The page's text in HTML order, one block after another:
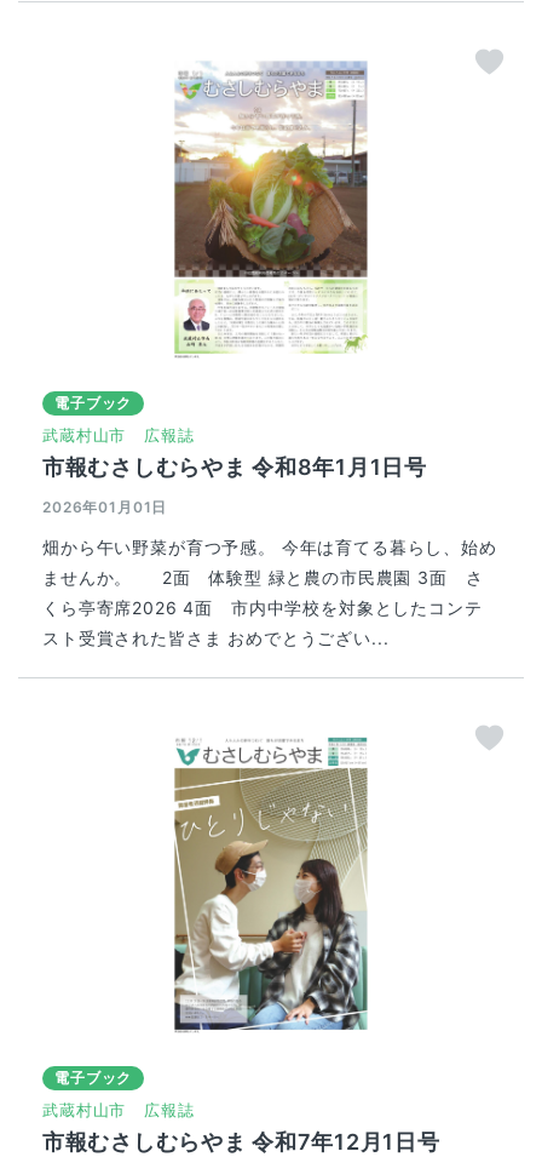
電子ブック
武蔵村山市 広報誌
市報むさしむらやま 令和8年1月1日号
2026年01月01日
畑から午い野菜が育つ予感。 今年は育てる暮らし、始め
ませんか。 2面 体験型 緑と農の市民農園 3面 さ
くら亭寄席2026 4面 市内中学校を対象としたコンテ
スト受賞された皆さま おめでとうござい...
電子ブック
武蔵村山市 広報誌
市報むさしむらやま 令和7年12月1日号